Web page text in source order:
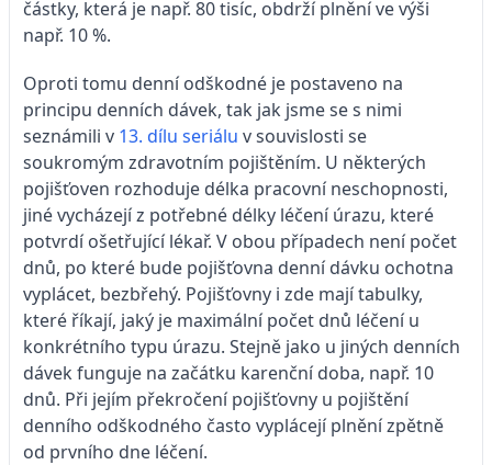
částky, která je např. 80 tisíc, obdrží plnění ve výši
např. 10 %.
Oproti tomu denní odškodné je postaveno na
principu denních dávek, tak jak jsme se s nimi
seznámili v 13. dílu seriálu v souvislosti se
soukromým zdravotním pojištěním. U některých
pojišťoven rozhoduje délka pracovní neschopnosti,
jiné vycházejí z potřebné délky léčení úrazu, které
potvrdí ošetřující lékař. V obou případech není počet
dnů, po které bude pojišťovna denní dávku ochotna
vyplácet, bezbřehý. Pojišťovny i zde mají tabulky,
které říkají, jaký je maximální počet dnů léčení u
konkrétního typu úrazu. Stejně jako u jiných denních
dávek funguje na začátku karenční doba, např. 10
dnů. Při jejím překročení pojišťovny u pojištění
denního odškodného často vyplácejí plnění zpětně
od prvního dne léčení.